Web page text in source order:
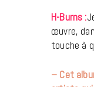
H-Burns :
œuvre,
touche à
– Cet